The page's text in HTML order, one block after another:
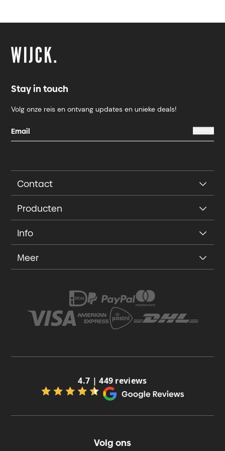
Stay in touch
Volg onze reis en ontvang updates en unieke deals!
Contact
Producten
Info
Meer
4.7 | 449 reviews
Volg ons